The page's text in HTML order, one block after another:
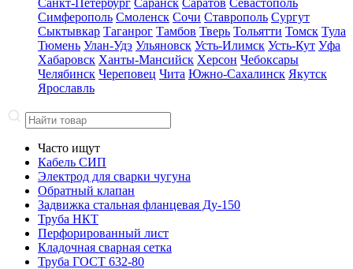
Санкт-Петербург Саранск Саратов Севастополь
Симферополь Смоленск Сочи Ставрополь Сургут
Сыктывкар Таганрог Тамбов Тверь Тольятти Томск Тула
Тюмень Улан-Удэ Ульяновск Усть-Илимск Усть-Кут Уфа
Хабаровск Ханты-Мансийск Херсон Чебоксары
Челябинск Череповец Чита Южно-Сахалинск Якутск
Ярославль
Часто ищут
Кабель СИП
Электрод для сварки чугуна
Обратный клапан
Задвижка стальная фланцевая Ду-150
Труба НКТ
Перфорированный лист
Кладочная сварная сетка
Труба ГОСТ 632-80